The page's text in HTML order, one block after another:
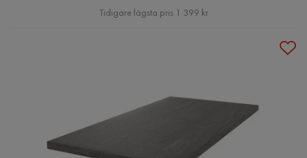
Pris
Tidigare lägsta pris 1 399 kr